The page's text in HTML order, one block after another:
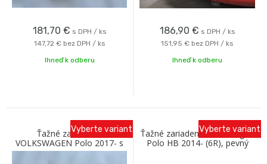
181,70 € s DPH / ks
147,72 € bez DPH / ks
Ihneď k odberu
186,90 € s DPH / ks
151,95 € bez DPH / ks
Ihneď k odberu
Ťažné zariadenie
VOLKSWAGEN Polo 2017- s
bajonetovým odnímaním C
Vyberte variant
Ťažné zariadenie Volkswagen
Polo HB 2014- (6R), pevný
čep 2 šrouby, Westfalia
Vyberte variant